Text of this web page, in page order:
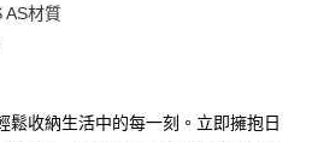
永豐商業銀行
AS材質
鬆收納生活中的每一刻。立即擁抱日